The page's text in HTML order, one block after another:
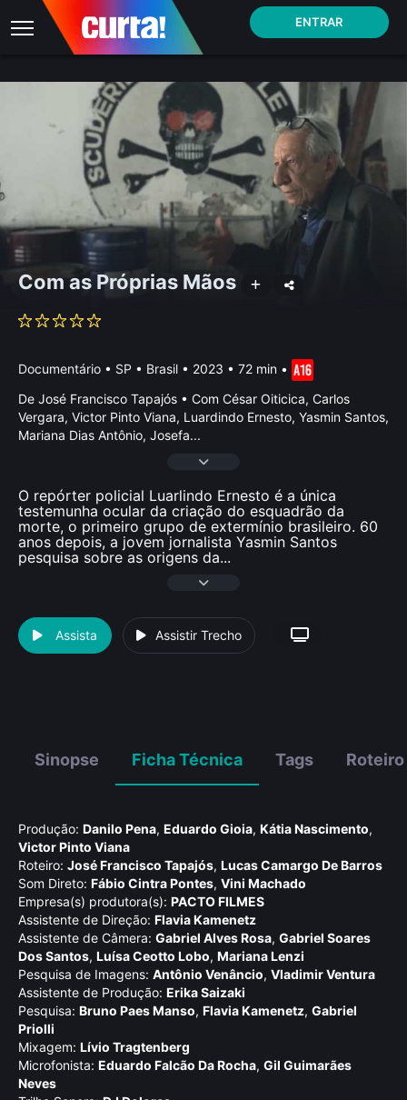
ENTRAR
Com as Próprias Mãos
Documentário • SP • Brasil • 2023 • 72 min •
De José Francisco Tapajós • Com César Oiticica, Carlos
Vergara, Victor Pinto Viana, Luardindo Ernesto, Yasmin Santos,
Mariana Dias Antônio, Josefa...
O repórter policial Luarlindo Ernesto é a única
testemunha ocular da criação do esquadrão da
morte, o primeiro grupo de extermínio brasileiro. 60
anos depois, a jovem jornalista Yasmin Santos
pesquisa sobre as origens da...
Assista Assistir Trecho
Sinopse Ficha Técnica Tags Roteiro
Produção: Danilo Pena, Eduardo Gioia, Kátia Nascimento,
Victor Pinto Viana
Roteiro: José Francisco Tapajós, Lucas Camargo De Barros
Som Direto: Fábio Cintra Pontes, Vini Machado
Empresa(s) produtora(s): PACTO FILMES
Assistente de Direção: Flavia Kamenetz
Assistente de Câmera: Gabriel Alves Rosa, Gabriel Soares
Dos Santos, Luí­sa Ceotto Lobo, Mariana Lenzi
Pesquisa de Imagens: Antônio Venâncio, Vladimir Ventura
Assistente de Produção: Erika Saizaki
Pesquisa: Bruno Paes Manso, Flavia Kamenetz, Gabriel
Priolli
Mixagem: Lí­vio Tragtenberg
Microfonista: Eduardo Falcão Da Rocha, Gil Guimarães
Neves